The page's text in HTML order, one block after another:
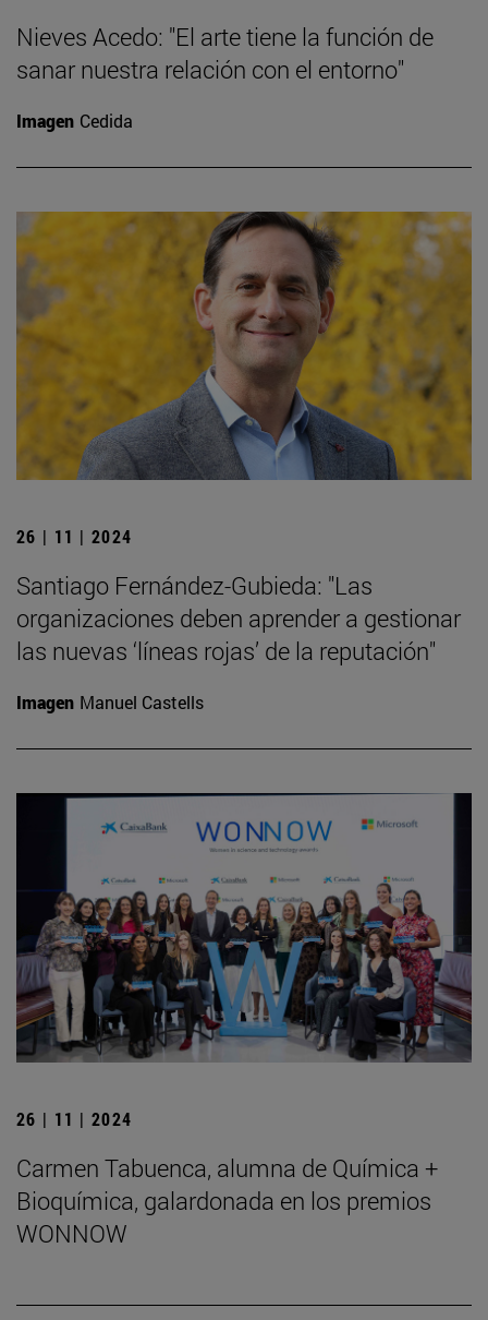
Nieves Acedo: "El arte tiene la función de
sanar nuestra relación con el entorno"
Imagen Cedida
26 | 11 | 2024
Santiago Fernández-Gubieda: "Las
organizaciones deben aprender a gestionar
las nuevas ‘líneas rojas’ de la reputación"
Imagen Manuel Castells
26 | 11 | 2024
Carmen Tabuenca, alumna de Química +
Bioquímica, galardonada en los premios
WONNOW